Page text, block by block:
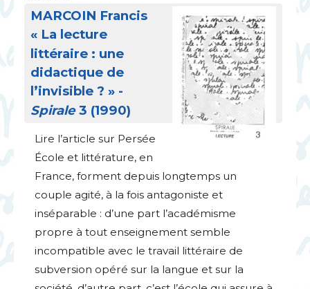
MARCOIN Francis
« La lecture
littéraire : une
didactique de
l’invisible ? » -
Spirale3 (1990)
Lire l’article sur Persée
École et littérature, en
France, forment depuis longtemps un
couple agité, à la fois antagoniste et
inséparable : d’une part l’académisme
propre à tout enseignement semble
incompatible avec le travail littéraire de
subversion opéré sur la langue et sur la